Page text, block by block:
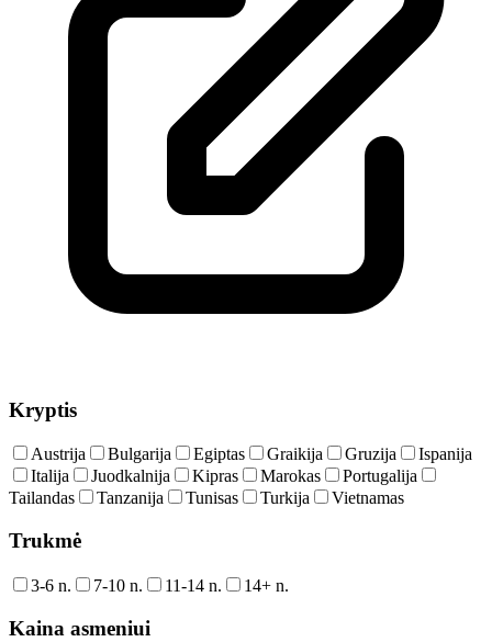
Kryptis
Austrija Bulgarija Egiptas Graikija Gruzija
Ispanija
Italija
Juodkalnija Kipras Marokas
Portugalija
Tailandas
Tanzanija Tunisas Turkija Vietnamas
Trukmė
3-6 n. 7-10 n. 11-14 n. 14+ n.
Kaina asmeniui